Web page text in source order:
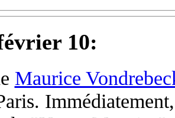
10:
Maurice